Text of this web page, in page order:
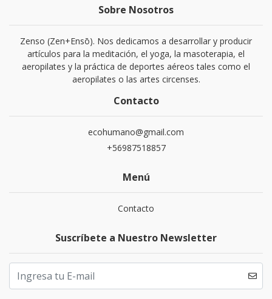
Sobre Nosotros
Zenso (Zen+Ensō). Nos dedicamos a desarrollar y producir
artículos para la meditación, el yoga, la masoterapia, el
aeropilates y la práctica de deportes aéreos tales como el
aeropilates o las artes circenses.
Contacto
ecohumano@gmail.com
+56987518857
Menú
Contacto
Suscríbete a Nuestro Newsletter